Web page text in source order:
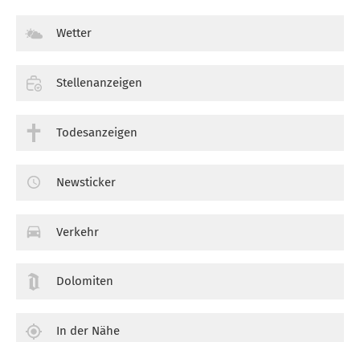
Wetter
Stellenanzeigen
Todesanzeigen
Newsticker
Verkehr
Dolomiten
In der Nähe